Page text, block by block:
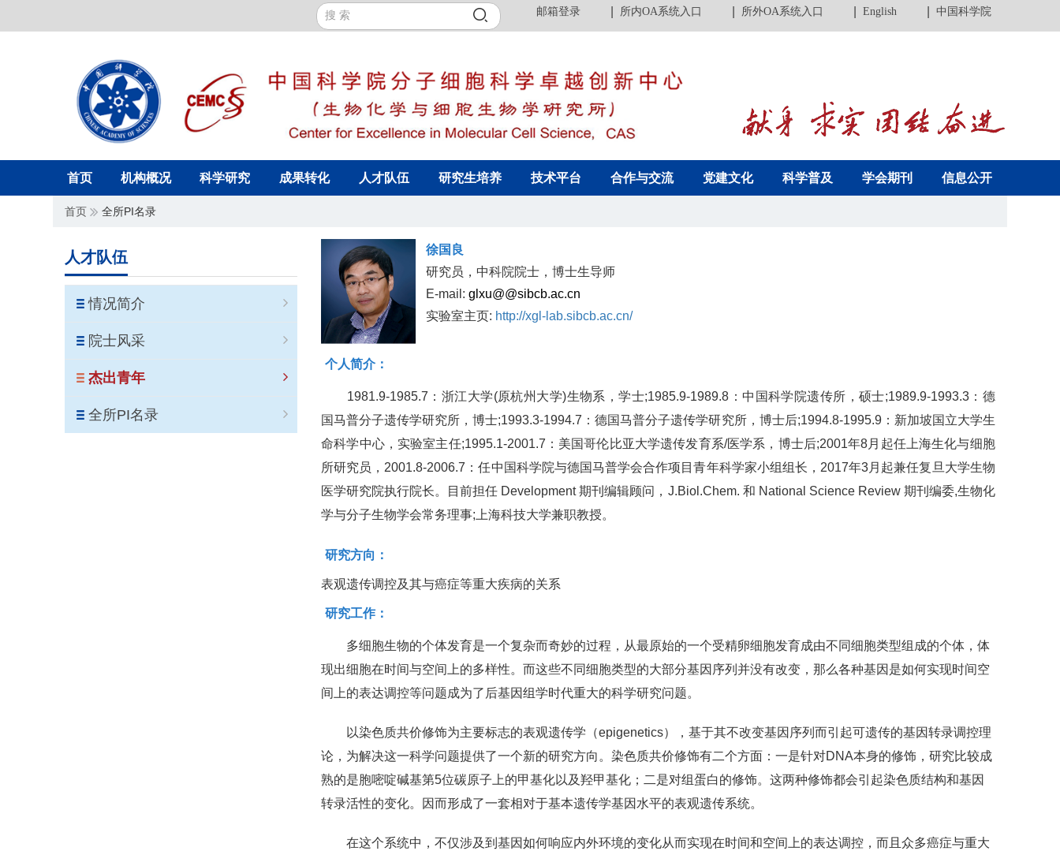
邮箱登录 所内OA系统入口 所外OA系统入口 English 中国科学院
首页 机构概况 科学研究 成果转化 人才队伍 研究生培养 技术平台 合作与交流 党建文化 科学普及 学会期刊 信息公开
首页 全所PI名录
人才队伍
情况简介
院士风采
杰出青年
全所PI名录
徐国良
研究员，中科院院士，博士生导师
E-mail: glxu@@sibcb.ac.cn
实验室主页: http://xgl-lab.sibcb.ac.cn/
个人简介：
1981.9-1985.7：浙江大学(原杭州大学)生物系，学士;1985.9-1989.8：中国科学院遗传所，硕士;1989.9-1993.3：德
国马普分子遗传学研究所，博士;1993.3-1994.7：德国马普分子遗传学研究所，博士后;1994.8-1995.9：新加坡国立大学生
命科学中心，实验室主任;1995.1-2001.7：美国哥伦比亚大学遗传发育系/医学系，博士后;2001年8月起任上海生化与细胞
所研究员，2001.8-2006.7：任中国科学院与德国马普学会合作项目青年科学家小组组长，2017年3月起兼任复旦大学生物
医学研究院执行院长。目前担任 Development 期刊编辑顾问，J.Biol.Chem. 和 National Science Review 期刊编委,生物化
学与分子生物学会常务理事;上海科技大学兼职教授。
研究方向：
表观遗传调控及其与癌症等重大疾病的关系
研究工作：
多细胞生物的个体发育是一个复杂而奇妙的过程，从最原始的一个受精卵细胞发育成由不同细胞类型组成的个体，体
现出细胞在时间与空间上的多样性。而这些不同细胞类型的大部分基因序列并没有改变，那么各种基因是如何实现时间空
间上的表达调控等问题成为了后基因组学时代重大的科学研究问题。
以染色质共价修饰为主要标志的表观遗传学（epigenetics），基于其不改变基因序列而引起可遗传的基因转录调控理
论，为解决这一科学问题提供了一个新的研究方向。染色质共价修饰有二个方面：一是针对DNA本身的修饰，研究比较成
熟的是胞嘧啶碱基第5位碳原子上的甲基化以及羟甲基化；二是对组蛋白的修饰。这两种修饰都会引起染色质结构和基因
转录活性的变化。因而形成了一套相对于基本遗传学基因水平的表观遗传系统。
在这个系统中，不仅涉及到基因如何响应内外环境的变化从而实现在时间和空间上的表达调控，而且众多癌症与重大